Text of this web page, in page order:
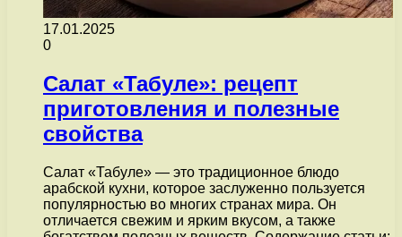
17.01.2025
0
Салат «Табуле»: рецепт
приготовления и полезные
свойства
Салат «Табуле» — это традиционное блюдо
арабской кухни, которое заслуженно пользуется
популярностью во многих странах мира. Он
отличается свежим и ярким вкусом, а также